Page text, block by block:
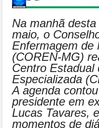
Na manhã
maio, o
Enfermagem de
(COREN-MG)
Centro Estadual
Especializada
A agenda
presidente em
Lucas Tavares,
momentos de